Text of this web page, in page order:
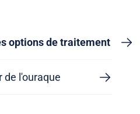
options de traitement
de l'ouraque